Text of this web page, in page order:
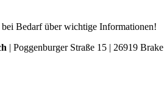
Bedarf über wichtige Informationen!
| Poggenburger Straße 15 | 26919 Brake